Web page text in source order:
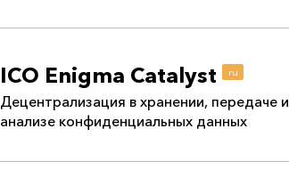
ICO Enigma Catalyst ru
Децентрализация в хранении, передаче и
анализе конфиденциальных данных